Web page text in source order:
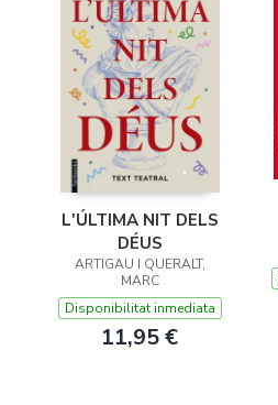
L'ÚLTIMA NIT DELS
DÉUS
ARTIGAU I QUERALT,
MARC
Disponibilitat inmediata
11,95 €